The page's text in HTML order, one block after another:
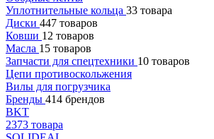
Уплотнительные кольца 33 товара
Диски 447 товаров
Ковши 12 товаров
Масла 15 товаров
Запчасти для спецтехники 10 товаров
Цепи противоскольжения
Вилы для погрузчика
Бренды 414 брендов
BKT
2373 товара